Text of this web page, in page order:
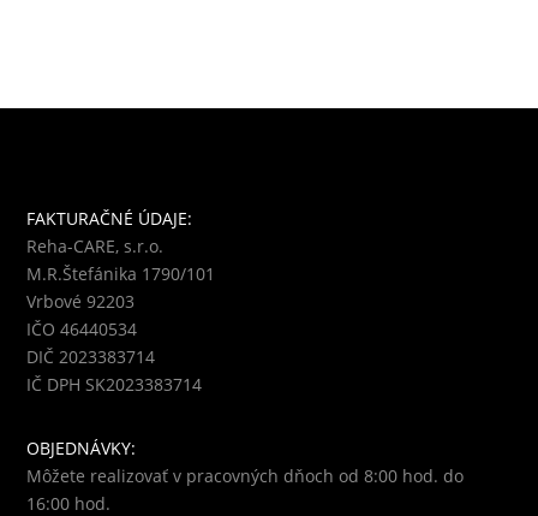
FAKTURAČNÉ ÚDAJE:
Reha-CARE, s.r.o.
M.R.Štefánika 1790/101
Vrbové 92203
IČO 46440534
DIČ 2023383714
IČ DPH SK2023383714
OBJEDNÁVKY:
Môžete realizovať v pracovných dňoch od 8:00 hod. do
16:00 hod.